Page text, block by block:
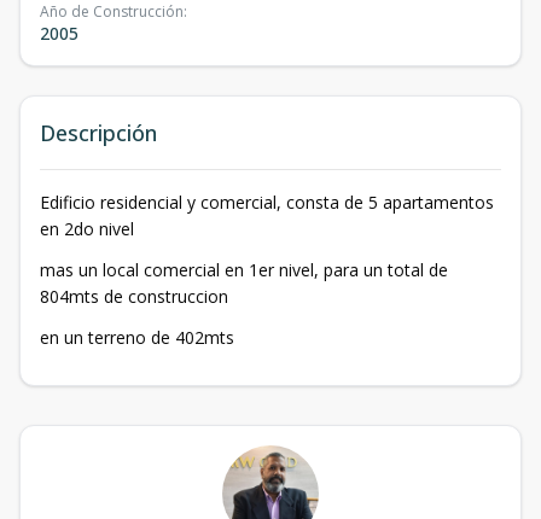
Año de Construcción:
2005
Descripción
Edificio residencial y comercial, consta de 5 apartamentos
en 2do nivel
mas un local comercial en 1er nivel, para un total de
804mts de construccion
en un terreno de 402mts